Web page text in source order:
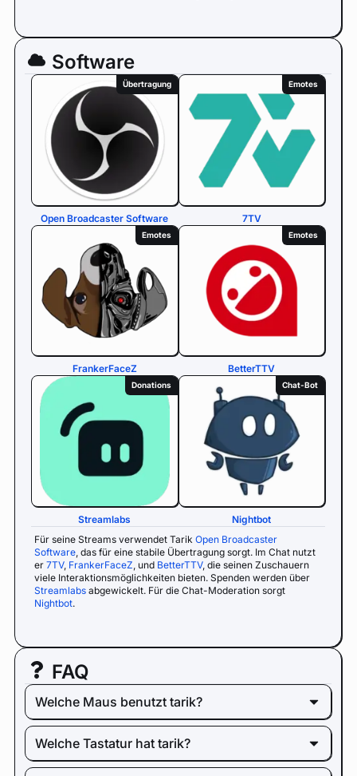
Software
Für seine Streams verwendet Tarik Open Broadcaster
Software , das für eine stabile Übertragung sorgt. Im Chat nutzt
er 7TV, FrankerFaceZ , und BetterTTV, die seinen Zuschauern
viele Interaktionsmöglichkeiten bieten. Spenden werden über
Streamlabs abgewickelt. Für die Chat-Moderation sorgt
Nightbot.
Übertragung
Open Broadcaster Software
Emotes
7TV
Emotes
FrankerFaceZ
Emotes
BetterTTV
Donations
Streamlabs
Chat-Bot
Nightbot
FAQ
Welche Maus benutzt tarik?
Welche Tastatur hat tarik?